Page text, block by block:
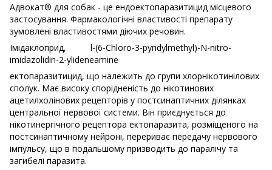
Адвокат® для собак - це ендоектопаразитицид місцевого
застосування. Фармакологічні властивості препарату
зумовлені властивостями діючих речовин.
Імідаклоприд, l-(6-Chloro-3-pyridylmethyl)-N-nitro-
imidazolidin-2-ylideneamine
ектопаразитицид, що належить до групи хлорнікотинілових
сполук. Має високу спорідненість до нікотинових
ацетилхолінових рецепторів у постсинаптичних ділянках
центральної нервової системи. Він приєднується до
нікотинергічного рецептора ектопаразита, розміщеного на
постсинаптичному нейроні, перериває передачу нервового
імпульсу, що в подальшому призводить до паралічу та
загибелі паразита.